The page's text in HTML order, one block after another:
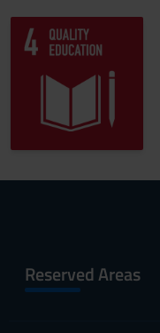
Reserved Areas